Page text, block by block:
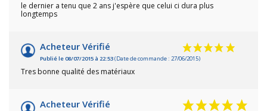
le dernier a tenu que 2 ans j'espère que celui ci dura plus
longtemps
Acheteur Vérifié
Publié le 08/07/2015 à 22:53(Date de commande : 27/06/2015)
Tres bonne qualité des matériaux
Acheteur Vérifié